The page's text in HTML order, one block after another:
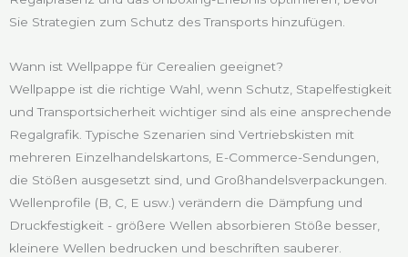
Sie Strategien zum Schutz des Transports hinzufügen.
Wann ist Wellpappe für Cerealien geeignet?
Wellpappe ist die richtige Wahl, wenn Schutz, Stapelfestigkeit
und Transportsicherheit wichtiger sind als eine ansprechende
Regalgrafik. Typische Szenarien sind Vertriebskisten mit
mehreren Einzelhandelskartons, E-Commerce-Sendungen,
die Stößen ausgesetzt sind, und Großhandelsverpackungen.
Wellenprofile (B, C, E usw.) verändern die Dämpfung und
Druckfestigkeit - größere Wellen absorbieren Stöße besser,
kleinere Wellen bedrucken und beschriften sauberer.